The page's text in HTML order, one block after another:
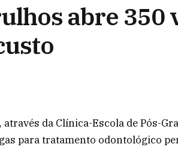
abre 350
da Clínica-Escola de Pós-
para tratamento odontológico